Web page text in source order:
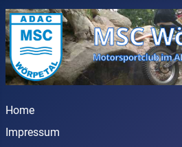
Home
Impressum